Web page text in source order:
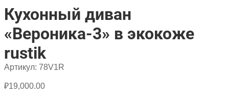
Кухонный диван
«Вероника-3» в экокоже
rustik
Артикул: 78V1R
₽19,000.00